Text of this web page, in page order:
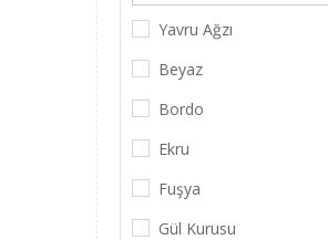
Yavru Ağzı
Beyaz
Bordo
Ekru
Fuşya
Gül Kurusu